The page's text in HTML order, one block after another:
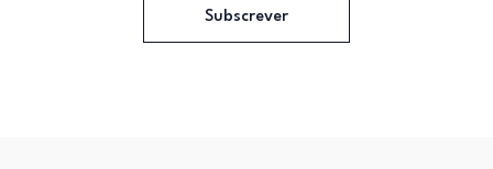
Subscrever